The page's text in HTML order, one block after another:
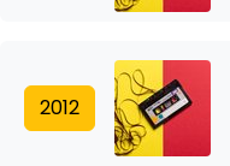
2012